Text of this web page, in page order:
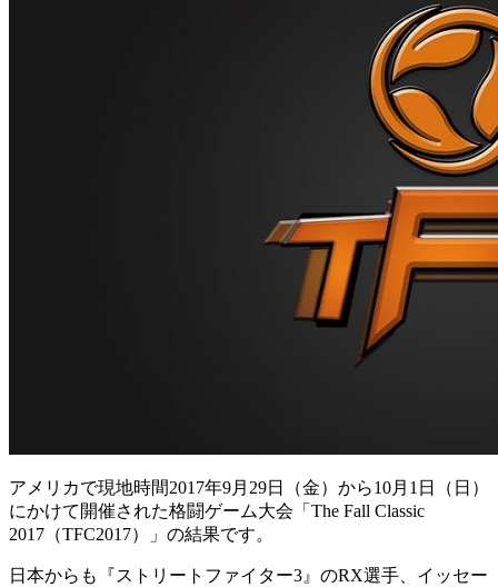
アメリカで現地時間2017年9月29日（金）から10月1日（日）
にかけて開催された格闘ゲーム大会「The Fall Classic
2017（TFC2017）」の結果です。
日本からも『ストリートファイター3』のRX選手、イッセー